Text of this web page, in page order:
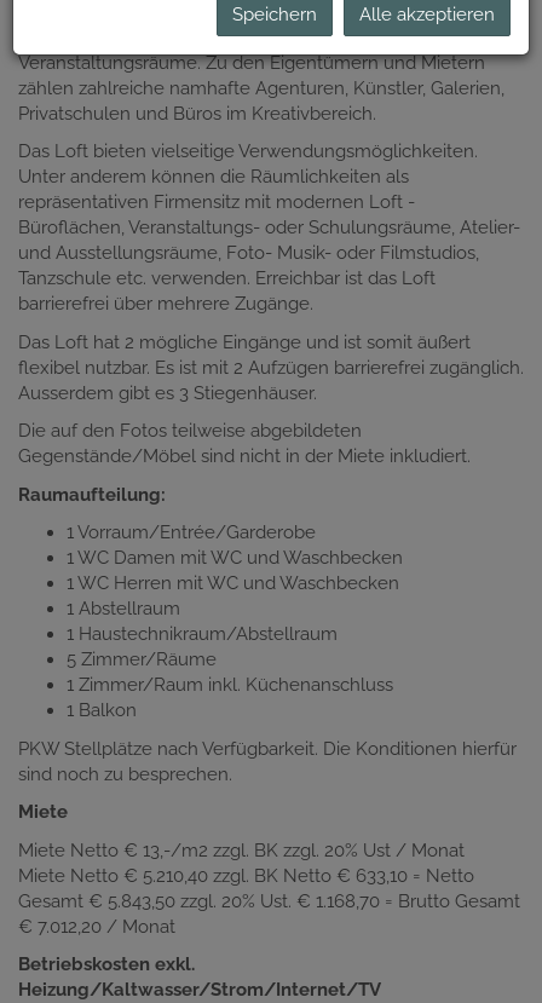
industries“ ein ganzer Loft-Stadtteil zur Verfügung gestellt.
Es gibt Ateliers, Galerien, Büros, Gastronomie und
Veranstaltungsräume. Zu den Eigentümern und Mietern
zählen zahlreiche namhafte Agenturen, Künstler, Galerien,
Privatschulen und Büros im Kreativbereich.
Das Loft bieten vielseitige Verwendungsmöglichkeiten.
Unter anderem können die Räumlichkeiten als
repräsentativen Firmensitz mit modernen Loft -
Büroflächen, Veranstaltungs- oder Schulungsräume, Atelier-
und Ausstellungsräume, Foto- Musik- oder Filmstudios,
Tanzschule etc. verwenden. Erreichbar ist das Loft
barrierefrei über mehrere Zugänge.
Das Loft hat 2 mögliche Eingänge und ist somit äußert
flexibel nutzbar. Es ist mit 2 Aufzügen barrierefrei zugänglich.
Ausserdem gibt es 3 Stiegenhäuser.
Die auf den Fotos teilweise abgebildeten
Gegenstände/Möbel sind nicht in der Miete inkludiert.
Raumaufteilung:
1 Vorraum/Entrée/Garderobe
1 WC Damen mit WC und Waschbecken
1 WC Herren mit WC und Waschbecken
1 Abstellraum
1 Haustechnikraum/Abstellraum
5 Zimmer/Räume
1 Zimmer/Raum inkl. Küchenanschluss
1 Balkon
PKW Stellplätze nach Verfügbarkeit. Die Konditionen hierfür
sind noch zu besprechen.
Miete
Miete Netto € 13,-/m2 zzgl. BK zzgl. 20% Ust / Monat
Miete Netto € 5.210,40 zzgl. BK Netto € 633,10 = Netto
Gesamt € 5.843,50 zzgl. 20% Ust. € 1.168,70 = Brutto Gesamt
€ 7.012,20 / Monat
Betriebskosten exkl.
Heizung/Kaltwasser/Strom/Internet/TV
Speichern Alle akzeptieren